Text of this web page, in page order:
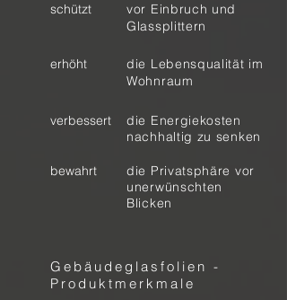
schützt
vor Einbruch und
Glassplittern
erhöht
die Lebensqualität im
Wohnraum
verbessert
die Energiekosten
nachhaltig zu senken
bewahrt
die Privatsphäre vor
unerwünschten
Blicken
Gebäudeglasfolien -
Produktmerkmale